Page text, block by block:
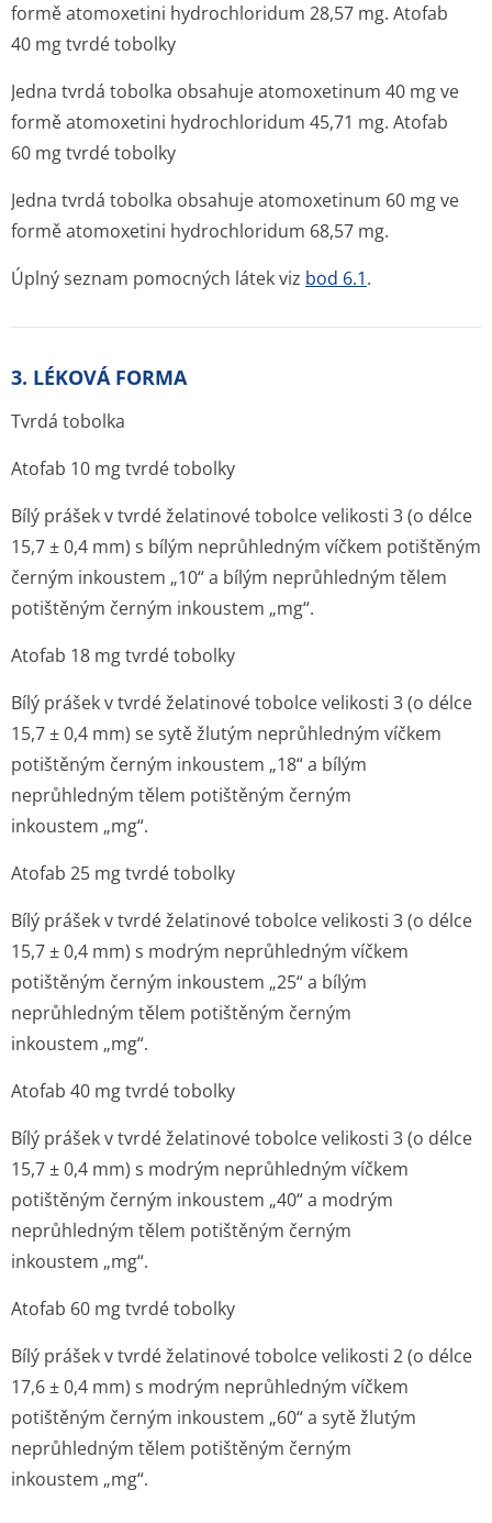
formě atomoxetini hydrochloridum 28,57 mg. Atofab
40 mg tvrdé tobolky
Jedna tvrdá tobolka obsahuje atomoxetinum 40 mg ve
formě atomoxetini hydrochloridum 45,71 mg. Atofab
60 mg tvrdé tobolky
Jedna tvrdá tobolka obsahuje atomoxetinum 60 mg ve
formě atomoxetini hydrochloridum 68,57 mg.
Úplný seznam pomocných látek viz bod 6.1.
3. LÉKOVÁ FORMA
Tvrdá tobolka
Atofab 10 mg tvrdé tobolky
Bílý prášek v tvrdé želatinové tobolce velikosti 3 (o délce
15,7 ± 0,4 mm) s bílým neprůhledným víčkem potištěným
černým inkoustem „10“ a bílým neprůhledným tělem
potištěným černým inkoustem „mg“.
Atofab 18 mg tvrdé tobolky
Bílý prášek v tvrdé želatinové tobolce velikosti 3 (o délce
15,7 ± 0,4 mm) se sytě žlutým neprůhledným víčkem
potištěným černým inkoustem „18“ a bílým
neprůhledným tělem potištěným černým
inkoustem „mg“.
Atofab 25 mg tvrdé tobolky
Bílý prášek v tvrdé želatinové tobolce velikosti 3 (o délce
15,7 ± 0,4 mm) s modrým neprůhledným víčkem
potištěným černým inkoustem „25“ a bílým
neprůhledným tělem potištěným černým
inkoustem „mg“.
Atofab 40 mg tvrdé tobolky
Bílý prášek v tvrdé želatinové tobolce velikosti 3 (o délce
15,7 ± 0,4 mm) s modrým neprůhledným víčkem
potištěným černým inkoustem „40“ a modrým
neprůhledným tělem potištěným černým
inkoustem „mg“.
Atofab 60 mg tvrdé tobolky
Bílý prášek v tvrdé želatinové tobolce velikosti 2 (o délce
17,6 ± 0,4 mm) s modrým neprůhledným víčkem
potištěným černým inkoustem „60“ a sytě žlutým
neprůhledným tělem potištěným černým
inkoustem „mg“.